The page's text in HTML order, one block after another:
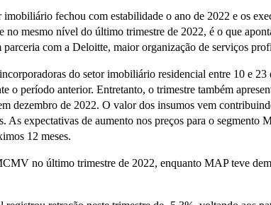
fechou com estabilidade o ano de 2022 e os
no mesmo nível do último trimestre de 2022, é o que
com a Deloitte, maior organização de serviços
do setor imobiliário residencial entre 10 e
período anterior. Entretanto, o trimestre também
de 2022. O valor dos insumos vem
expectativas de aumento nos preços para o
12 meses.
no último trimestre de 2022, enquanto MAP teve